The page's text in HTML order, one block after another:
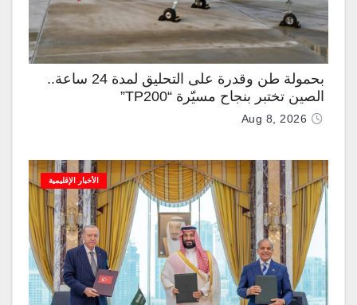
بحمولة طن وقدرة على التحليق لمدة 24 ساعة..
الصين تختبر بنجاح مسيّرة “TP200”
Aug 8, 2026
الأخبار الإقليمية